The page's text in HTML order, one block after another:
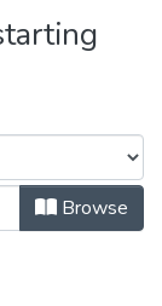
Browse